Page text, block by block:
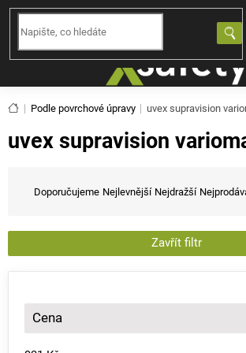
Přejít
obsah
Domů
Podle povrchové úpravy uvex supravision
uvex supravision
a
e
í
o
d
u
Doporučujeme Nejlevnější Nejdražší
Zavřít filtr
Cena